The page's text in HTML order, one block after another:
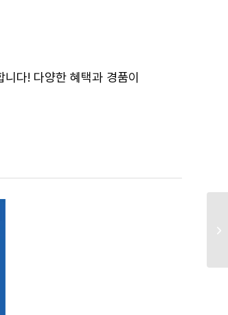
다! 다양한 혜택과 경품이